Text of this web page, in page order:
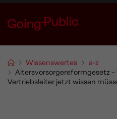
Wissenswertes
a-z
Altersvorsorgereformgesetz
Vertriebsleiter jetzt wissen